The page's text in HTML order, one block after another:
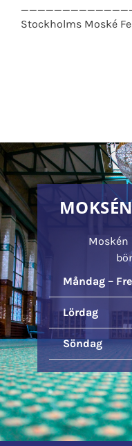
Stockholms Moské
Moskén
Måndag –
Lördag
Söndag